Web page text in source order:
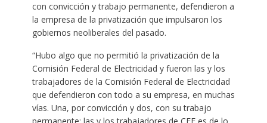
con convicción y trabajo permanente, defendieron a
la empresa de la privatización que impulsaron los
gobiernos neoliberales del pasado.
“Hubo algo que no permitió la privatización de la
Comisión Federal de Electricidad y fueron las y los
trabajadores de la Comisión Federal de Electricidad
que defendieron con todo a su empresa, en muchas
vías. Una, por convicción y dos, con su trabajo